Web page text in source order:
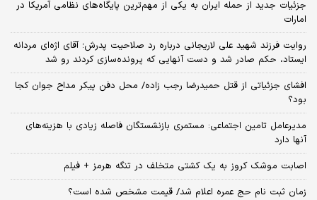
جزئیات جدید از حمله ایران به یکی از مهم‌ترین پایگاه‌های نظامی آمریکا در
امارات
روایت فرزند شهید علی لاریجانی درباره رد صلاحیت پدرش؛ آقای اژه‌ای مردانه
ایستاد، حکم صادر شد و دست آنهایی که پرونده‌سازی کردند رو شد
افشای جزئیاتی از قتل حمیدرضا رجب زاده/ محل دفن پیکر مداح جوان کجا
بود؟
مدیرعامل تامین اجتماعی: مستمری بازنشستگان فاصله زیادی با هزینه‌های
آنها دارد
اصابت موشک کروز به یک کشتی متخلف در تنگه هرمز + فیلم
زمان ثبت‌ نام حج عمره اعلام شد/ قیمت مشخص شده است؟